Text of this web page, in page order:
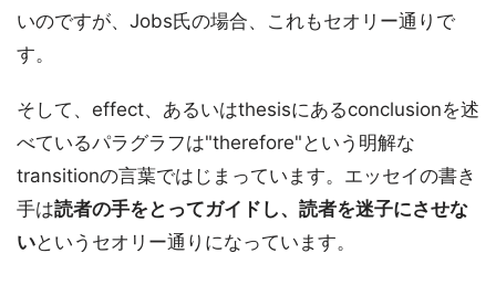
いのですが、Jobs氏の場合、これもセオリー通りで
す。
そして、effect、あるいはthesisにあるconclusionを述
べているパラグラフは"therefore"という明解な
transitionの言葉ではじまっています。エッセイの書き
手は読者の手をとってガイドし、読者を迷子にさせな
いというセオリー通りになっています。